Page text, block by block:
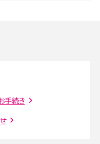
や復活・復元する方法も解説
メリットを解説
ット、接続方法を解説
手続き